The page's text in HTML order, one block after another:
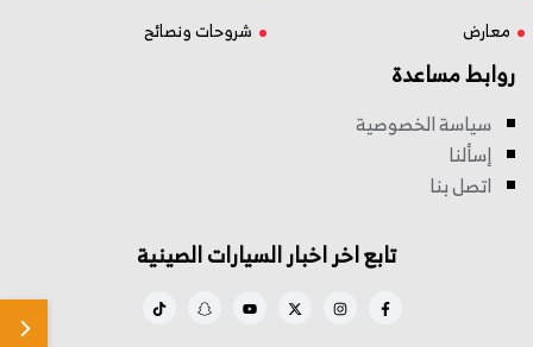
معارض
شروحات ونصائح
روابط مساعدة
سياسة الخصوصية
إسألنا
اتصل بنا
تابع اخر اخبار السيارات الصينية